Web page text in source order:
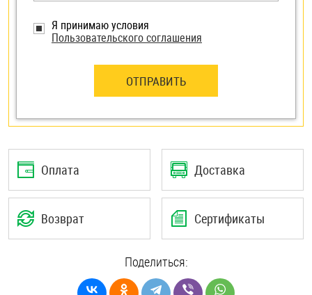
Я принимаю условия
Пользовательского соглашения
ОТПРАВИТЬ
Оплата Доставка
Возврат Сертификаты
Поделиться: